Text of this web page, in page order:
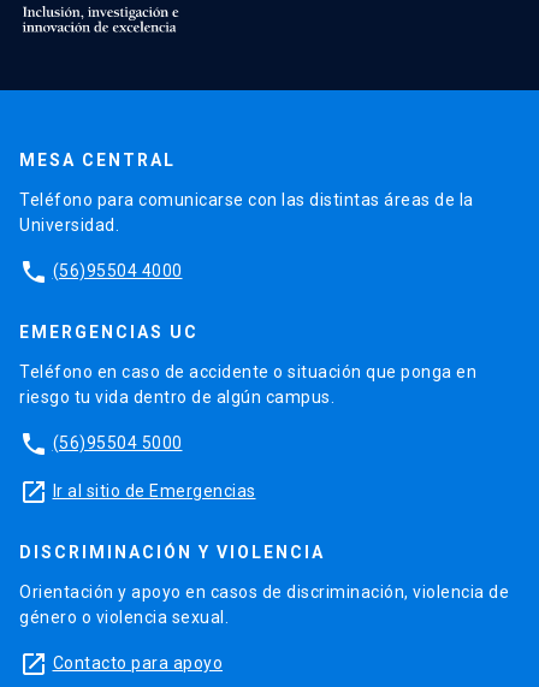
MESA CENTRAL
Teléfono para comunicarse con las distintas áreas de la
Universidad.
phone (56)95504 4000
EMERGENCIAS UC
Teléfono en caso de accidente o situación que ponga en
riesgo tu vida dentro de algún campus.
phone (56)95504 5000
launch Ir al sitio de Emergencias
DISCRIMINACIÓN Y VIOLENCIA
Orientación y apoyo en casos de discriminación, violencia de
género o violencia sexual.
launch Contacto para apoyo